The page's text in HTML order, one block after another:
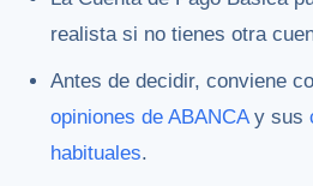
realista si no tienes otra
Antes de decidir, conviene
opiniones de ABANCAy sus
habituales.